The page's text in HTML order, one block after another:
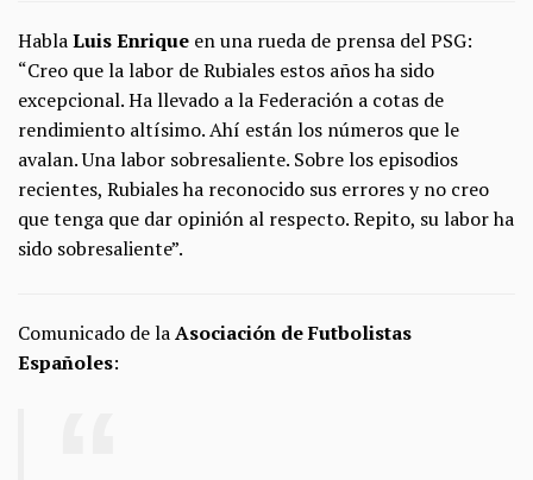
HablaLuis Enrique en una rueda de prensa del PSG:
“Creo que la labor de Rubiales estos años ha sido
excepcional. Ha llevado a la Federación a cotas de
rendimiento altísimo. Ahí están los números que le
avalan. Una labor sobresaliente. Sobre los episodios
recientes, Rubiales ha reconocido sus errores y no creo
que tenga que dar opinión al respecto. Repito, su labor ha
sido sobresaliente”.
Comunicado de laAsociación de Futbolistas
Españoles: